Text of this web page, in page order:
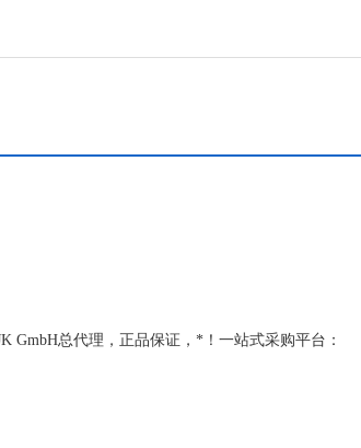
GmbH总代理，正品保证，*！一站式采购平台：